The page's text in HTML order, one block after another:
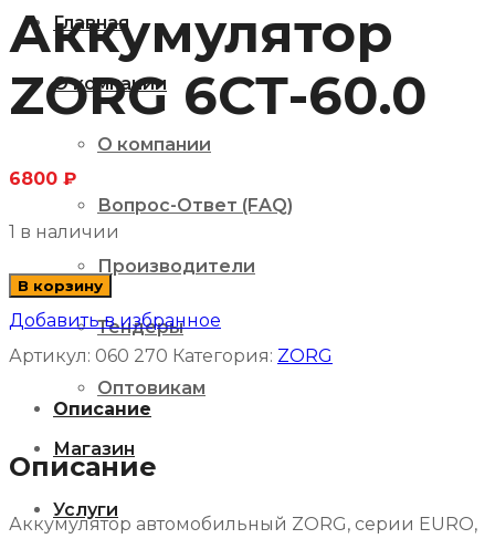
Главная
О компании
О компании
Вопрос-Ответ (FAQ)
Производители
Тендеры
Оптовикам
Магазин
Услуги
Аккумулятор
ZORG 6СТ-60.0
6800 ₽
1 в наличии
Количество
товара
Аккумулятор
В корзину
Добавить в избранное
Артикул: 060 270 Категория: ZORG
Описание
Описание
Аккумулятор автомобильный ZORG, серии EURO,